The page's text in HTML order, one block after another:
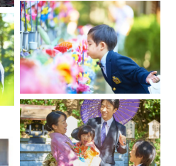
す。
の場合は、
願い致します。
い方やメッセージなくご予約だ